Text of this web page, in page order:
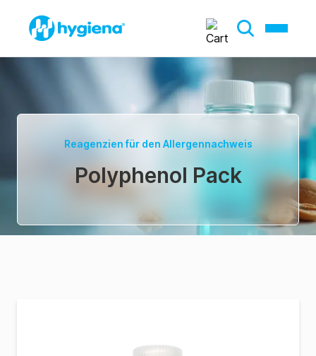
Reagenzien für den Allergennachweis
Polyphenol Pack